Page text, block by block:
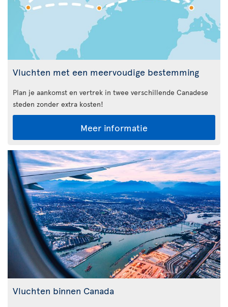
Vluchten met een meervoudige bestemming
Plan je aankomst en vertrek in twee verschillende Canadese
steden zonder extra kosten!
Meer informatie
Vluchten binnen Canada